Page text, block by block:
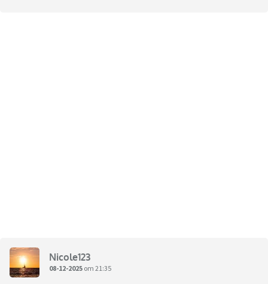
Nicole123
08-12-2025 om 21:35